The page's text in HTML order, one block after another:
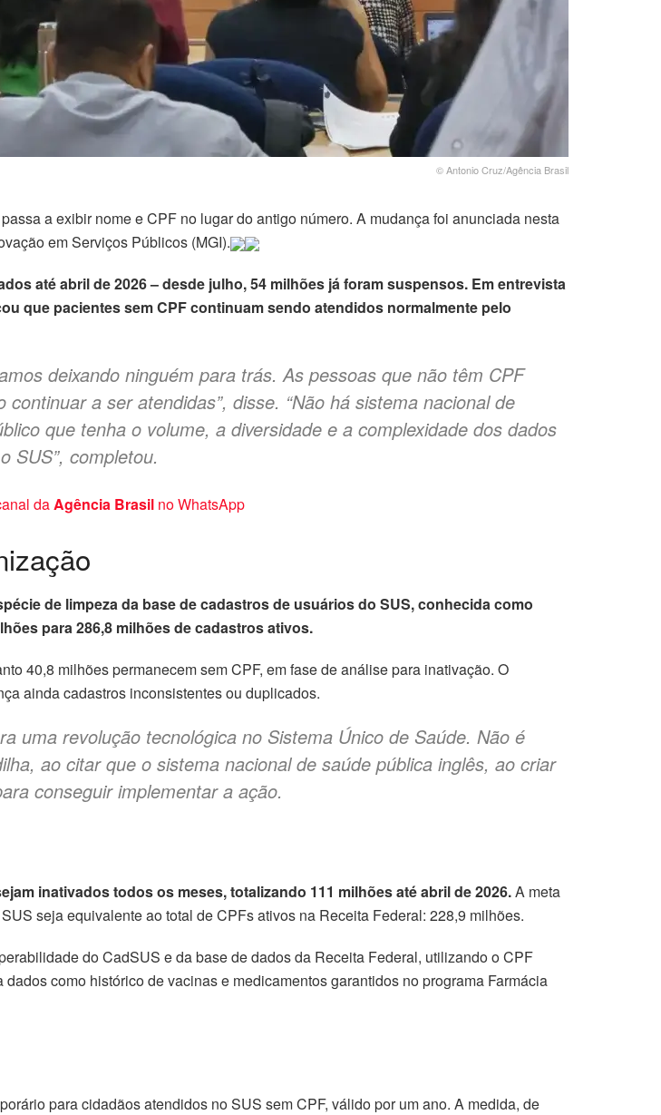
© Antonio Cruz/Agência Brasil
a exibir nome e CPF no lugar do antigo número. A mudança foi anunciada nesta
em Serviços Públicos (MGI).
até abril de 2026 – desde julho, 54 milhões já foram suspensos. Em entrevista
que pacientes sem CPF continuam sendo atendidos normalmente pelo
deixando ninguém para trás. As pessoas que não têm CPF
continuar a ser atendidas”, disse. “Não há sistema nacional de
que tenha o volume, a diversidade e a complexidade dos dados
SUS”, completou.
daAgência Brasil no WhatsApp
de limpeza da base de cadastros de usuários do SUS, conhecida como
para 286,8 milhões de cadastros ativos.
40,8 milhões permanecem sem CPF, em fase de análise para inativação. O
ainda cadastros inconsistentes ou duplicados.
uma revolução tecnológica no Sistema Único de Saúde. Não é
ao citar que o sistema nacional de saúde pública inglês, ao criar
conseguir implementar a ação.
inativados todos os meses, totalizando 111 milhões até abril de 2026.A meta
seja equivalente ao total de CPFs ativos na Receita Federal: 228,9 milhões.
do CadSUS e da base de dados da Receita Federal, utilizando o CPF
como histórico de vacinas e medicamentos garantidos no programa Farmácia
para cidadãos atendidos no SUS sem CPF, válido por um ano. A medida, de